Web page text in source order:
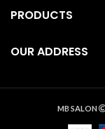
PRODUCTS
OUR ADDRESS
MB SALON